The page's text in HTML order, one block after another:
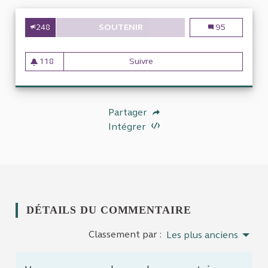
248 SOUTENIR ETUDE SUR LA GESTION DE
Etude sur la
95
118
118 abonnés
Suivre
Partager
Intégrer
DÉTAILS DU COMMENTAIRE
Classement par : Les plus anciens